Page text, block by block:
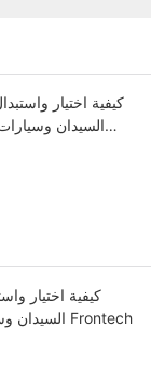
كيفية اختيار
السيدان
كيفية اختيار
السيدان وسيارات الدفع الرباعي | دليل Frontech